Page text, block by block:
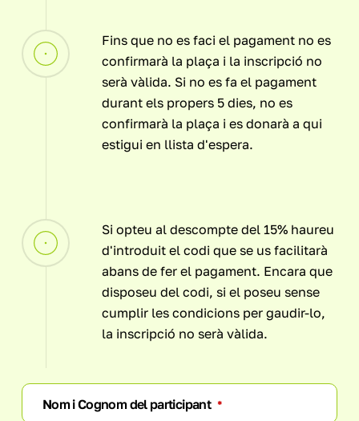
Fins que no es faci el pagament no es
confirmarà la plaça i la inscripció no
serà vàlida. Si no es fa el pagament
durant els propers 5 dies, no es
confirmarà la plaça i es donarà a qui
estigui en llista d'espera.
Si opteu al descompte del 15% haureu
d'introduit el codi que se us facilitarà
abans de fer el pagament. Encara que
disposeu del codi, si el poseu sense
cumplir les condicions per gaudir-lo,
la inscripció no serà vàlida.
Nom i Cognom del participant *